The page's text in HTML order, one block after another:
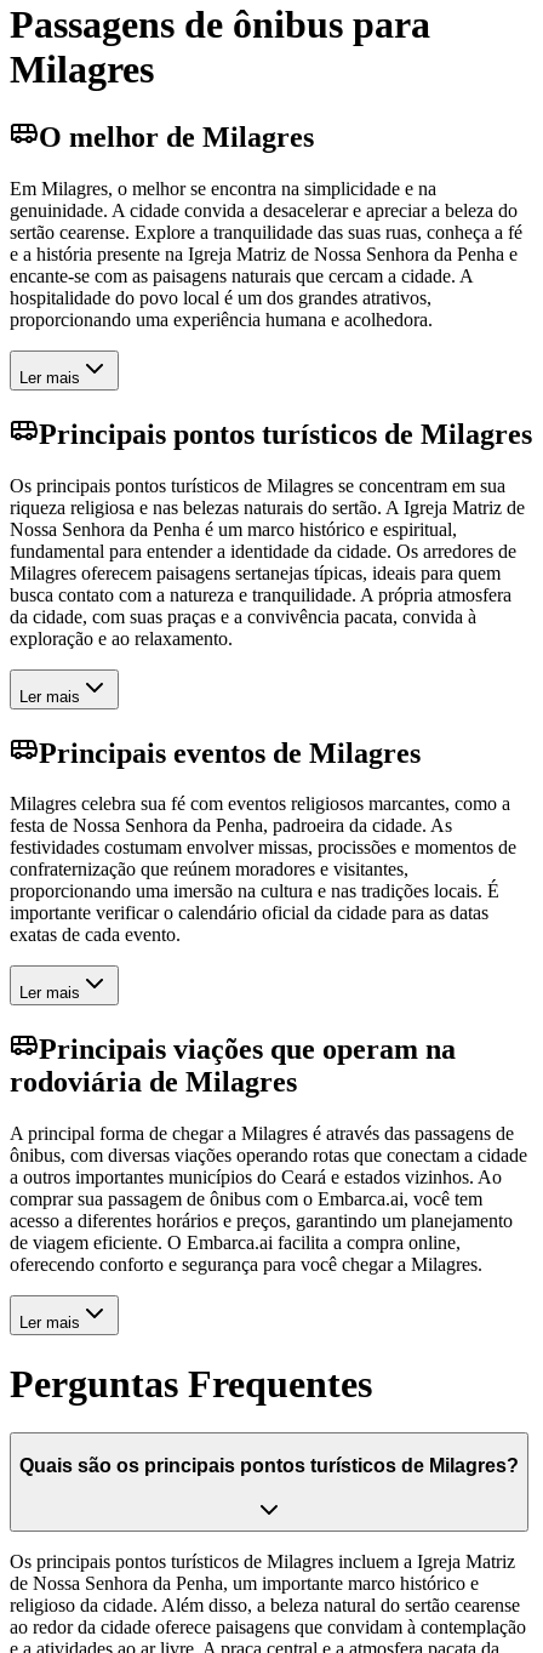
Passagens de ônibus para
Milagres
O melhor de Milagres
Em Milagres, o melhor se encontra na simplicidade e na
genuinidade. A cidade convida a desacelerar e apreciar a beleza do
sertão cearense. Explore a tranquilidade das suas ruas, conheça a fé
e a história presente na Igreja Matriz de Nossa Senhora da Penha e
encante-se com as paisagens naturais que cercam a cidade. A
hospitalidade do povo local é um dos grandes atrativos,
proporcionando uma experiência humana e acolhedora.
Ler mais
Principais pontos turísticos de Milagres
Os principais pontos turísticos de Milagres se concentram em sua
riqueza religiosa e nas belezas naturais do sertão. A Igreja Matriz de
Nossa Senhora da Penha é um marco histórico e espiritual,
fundamental para entender a identidade da cidade. Os arredores de
Milagres oferecem paisagens sertanejas típicas, ideais para quem
busca contato com a natureza e tranquilidade. A própria atmosfera
da cidade, com suas praças e a convivência pacata, convida à
exploração e ao relaxamento.
Ler mais
Principais eventos de Milagres
Milagres celebra sua fé com eventos religiosos marcantes, como a
festa de Nossa Senhora da Penha, padroeira da cidade. As
festividades costumam envolver missas, procissões e momentos de
confraternização que reúnem moradores e visitantes,
proporcionando uma imersão na cultura e nas tradições locais. É
importante verificar o calendário oficial da cidade para as datas
exatas de cada evento.
Ler mais
Principais viações que operam na
rodoviária de Milagres
A principal forma de chegar a Milagres é através das passagens de
ônibus, com diversas viações operando rotas que conectam a cidade
a outros importantes municípios do Ceará e estados vizinhos. Ao
comprar sua passagem de ônibus com o Embarca.ai, você tem
acesso a diferentes horários e preços, garantindo um planejamento
de viagem eficiente. O Embarca.ai facilita a compra online,
oferecendo conforto e segurança para você chegar a Milagres.
Ler mais
Perguntas Frequentes
Quais são os principais pontos turísticos de Milagres?
Os principais pontos turísticos de Milagres incluem a Igreja Matriz
de Nossa Senhora da Penha, um importante marco histórico e
religioso da cidade. Além disso, a beleza natural do sertão cearense
ao redor da cidade oferece paisagens que convidam à contemplação